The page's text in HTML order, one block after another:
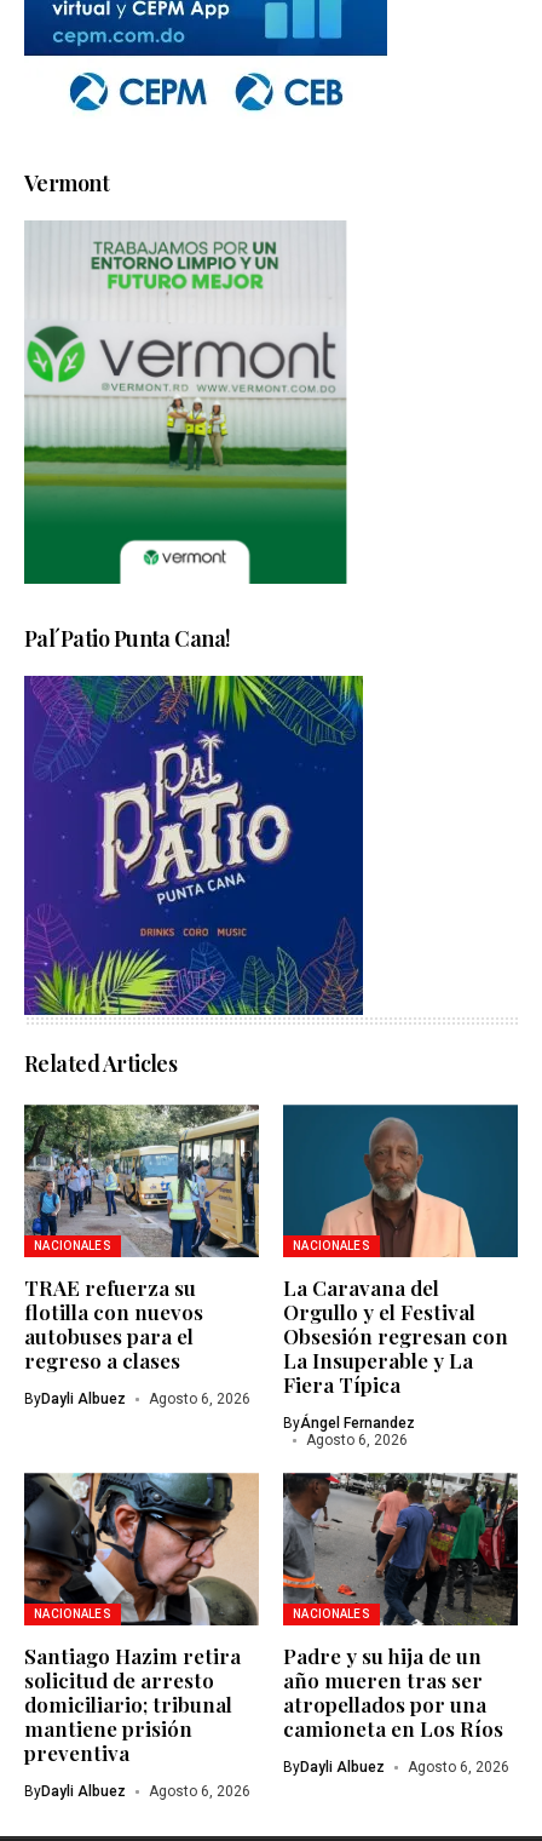
Vermont
Pal´Patio Punta Cana!
Related Articles
NACIONALES
TRAE refuerza su
flotilla con nuevos
autobuses para el
regreso a clases
ByDayli Albuez Agosto 6, 2026
NACIONALES
La Caravana del
Orgullo y el Festival
Obsesión regresan con
La Insuperable y La
Fiera Típica
ByÁngel Fernandez
Agosto 6, 2026
NACIONALES
Santiago Hazim retira
solicitud de arresto
domiciliario; tribunal
mantiene prisión
preventiva
ByDayli Albuez Agosto 6, 2026
NACIONALES
Padre y su hija de un
año mueren tras ser
atropellados por una
camioneta en Los Ríos
ByDayli Albuez Agosto 6, 2026